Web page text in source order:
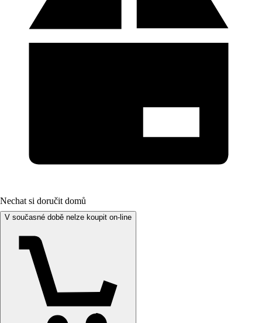
Nechat si doručit domů
V současné době nelze koupit on-line